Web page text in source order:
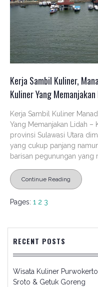
Kerja Sambil Kuliner,
Kuliner Yang Memanjakan
Kerja Sambil Kuliner
Yang Memanjakan Lidah –
provinsi Sulawasi Utara
yang cukup panjang
barisan pegunungan yang
Continue Reading
Pages: 1 2 3
RECENT POSTS
Wisata Kuliner
Sroto & Getuk Goreng